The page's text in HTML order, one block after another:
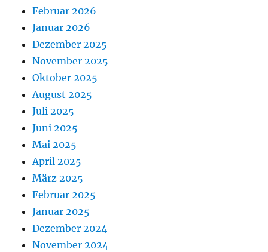
Februar 2026
Januar 2026
Dezember 2025
November 2025
Oktober 2025
August 2025
Juli 2025
Juni 2025
Mai 2025
April 2025
März 2025
Februar 2025
Januar 2025
Dezember 2024
November 2024